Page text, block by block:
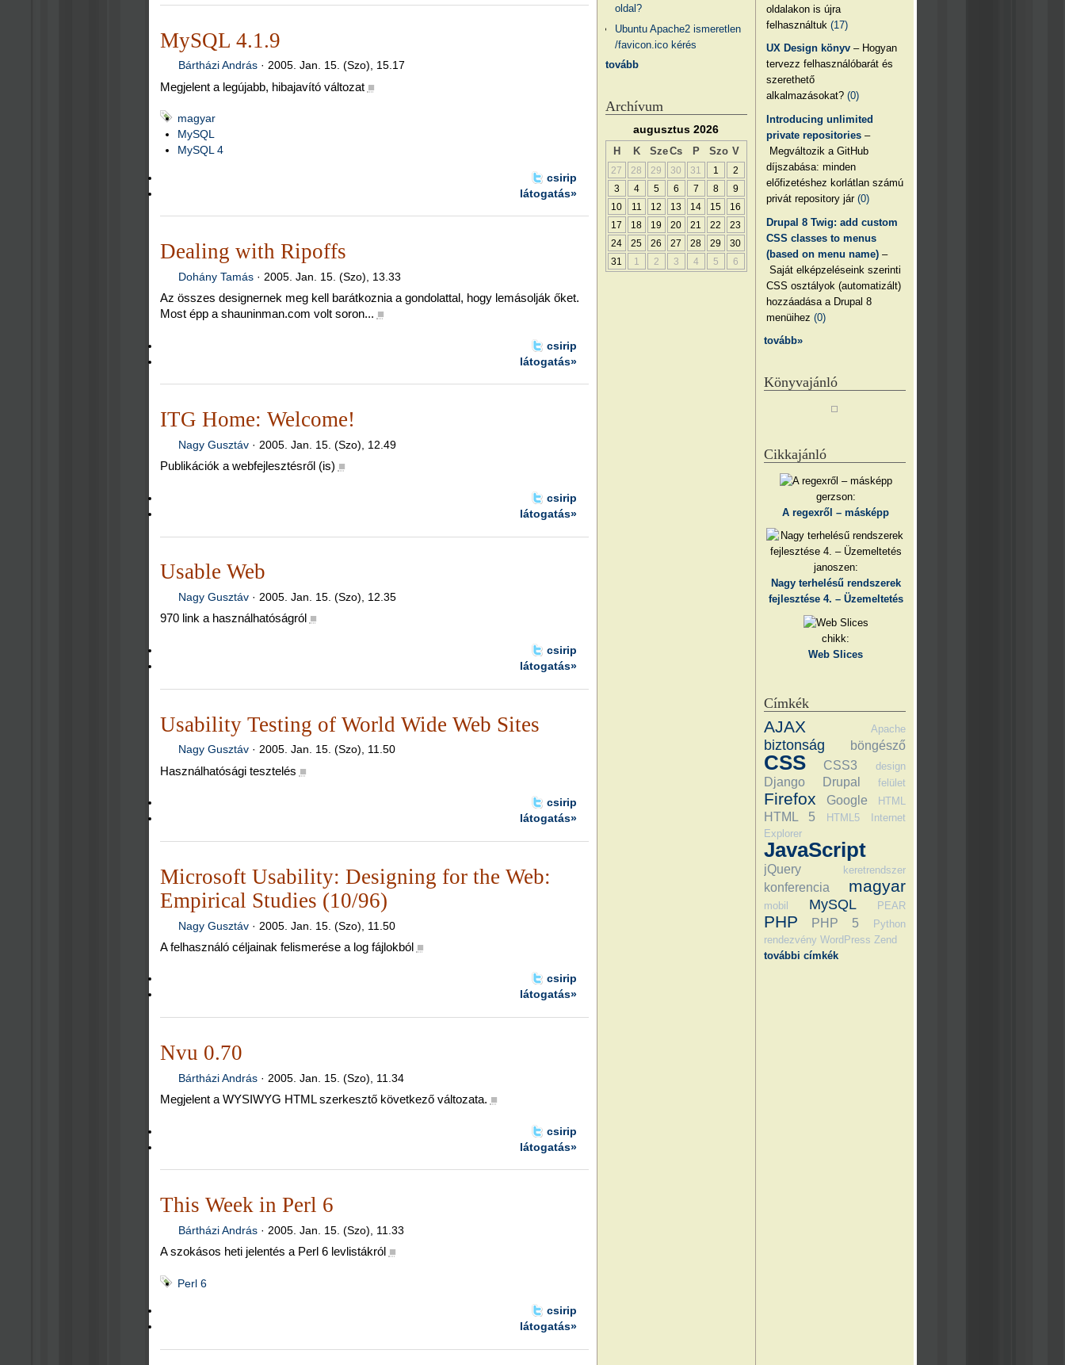
MySQL 4.1.9
Bártházi András ·2005. Jan. 15. (Szo), 15.17
Megjelent a legújabb, hibajavító változat ■
magyar
MySQL
MySQL 4
csirip
látogatás»
Dealing with Ripoffs
Dohány Tamás · 2005. Jan. 15. (Szo), 13.33
Az összes designernek meg kell barátkoznia a gondolattal, hogy lemásolják őket.
Most épp a shauninman.com volt soron... ■
csirip
látogatás»
ITG Home: Welcome!
Nagy Gusztáv · 2005. Jan. 15. (Szo), 12.49
Publikációk a webfejlesztésről (is) ■
csirip
látogatás»
Usable Web
Nagy Gusztáv ·2005. Jan. 15. (Szo), 12.35
970 link a használhatóságról ■
csirip
látogatás»
Usability Testing of World Wide Web Sites
Nagy Gusztáv ·2005. Jan. 15. (Szo), 11.50
Használhatósági tesztelés ■
csirip
látogatás»
Microsoft Usability: Designing for the Web:
Empirical Studies (10/96)
Nagy Gusztáv · 2005. Jan. 15. (Szo), 11.50
A felhasználó céljainak felismerése a log fájlokból ■
csirip
látogatás»
Nvu 0.70
Bártházi András · 2005. Jan. 15. (Szo), 11.34
Megjelent a WYSIWYG HTML szerkesztő következő változata. ■
csirip
látogatás»
This Week in Perl 6
Bártházi András · 2005. Jan. 15. (Szo), 11.33
A szokásos heti jelentés a Perl 6 levlistákról ■
Perl 6
csirip
látogatás»
oldalakon is újra
felhasználtuk(17)
UX Design könyv – Hogyan
tervezz felhasználóbarát és
szerethető
alkalmazásokat?(0)
Introducing unlimited
private repositories –
Megváltozik a GitHub
díjszabása: minden
előfizetéshez korlátlan számú
privát repository jár(0)
Drupal 8 Twig: add custom
CSS classes to menus
(based on menu name) –
Saját elképzeléseink szerinti
CSS osztályok (automatizált)
hozzáadása a Drupal 8
menüihez(0)
tovább»
Könyvajánló
Cikkajánló
gerzson:
A regexről – másképp
janoszen:
Nagy terhelésű rendszerek
fejlesztése 4. – Üzemeltetés
chikk:
Web Slices
Címkék
AJAX Apache
biztonság böngésző
CSS CSS3 design
Django Drupal felület
Firefox Google HTML
HTML 5 HTML5
Internet
Explorer
JavaScript
jQuery keretrendszer
konferencia magyar
mobil MySQL PEAR
PHP PHP 5
Python
rendezvény WordPress Zend
további címkék
oldal?
Ubuntu Apache2 ismeretlen
/favicon.ico kérés
tovább
Archívum
augusztus 2026
H K SzeCs P Szo V
27 28 29 30 31 1
2
3
4 5 6 7 8
9
10
11 12 13 14 15
16
17
18 19 20 21 22
23
24
25 26 27 28 29
30
31
1 2 3 4 5 6